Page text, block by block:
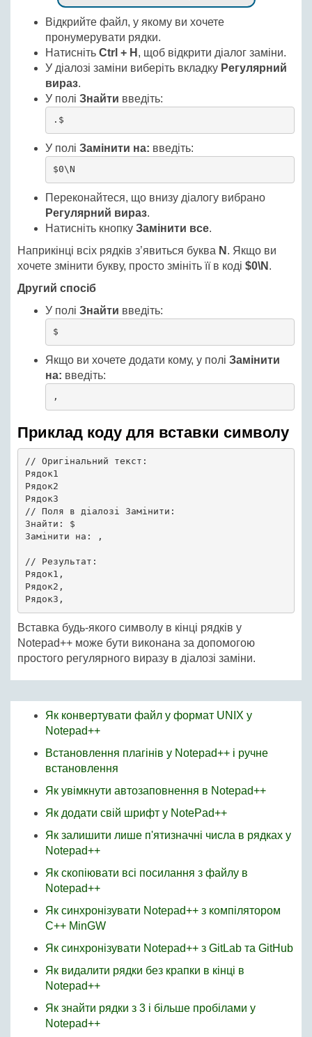
Відкрийте файл, у якому ви хочете
пронумерувати рядки.
Натисніть Ctrl + H , щоб відкрити діалог заміни.
У діалозі заміни виберіть вкладку Регулярний
вираз.
У полі Знайти введіть:
.$
У полі Замінити на: введіть:
$0\N
Переконайтеся, що внизу діалогу вибрано
Регулярний вираз.
Натисніть кнопку Замінити все.
Наприкінці всіх рядків з’явиться буква N . Якщо ви
хочете змінити букву, просто змініть її в коді $0\N .
Другий спосіб
У полі Знайти введіть:
$
Якщо ви хочете додати кому, у полі Замінити
на: введіть:
,
Приклад коду для вставки символу
// Оригінальний текст:
Рядок1
Рядок2
Рядок3
// Поля в діалозі Замінити:
Знайти: $
Замінити на: ,
// Результат:
Рядок1,
Рядок2,
Вставка будь-якого символу в кінці рядків у
Notepad++ може бути виконана за допомогою
простого регулярного виразу в діалозі заміни.
Як конвертувати файл у формат UNIX у
Notepad++
Встановлення плагінів у Notepad++ і ручне
встановлення
Як увімкнути автозаповнення в Notepad++
Як додати свій шрифт у NotePad++
Як залишити лише п'ятизначні числа в рядках у
Notepad++
Як скопіювати всі посилання з файлу в
Notepad++
Як синхронізувати Notepad++ з компілятором
C++ MinGW
Як синхронізувати Notepad++ з GitLab та GitHub
Як видалити рядки без крапки в кінці в
Notepad++
Як знайти рядки з 3 і більше пробілами у
Notepad++